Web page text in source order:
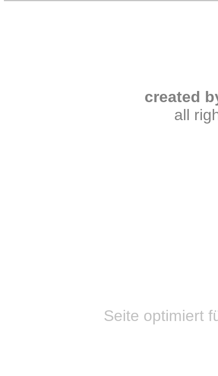
created
all
Seite optimiert